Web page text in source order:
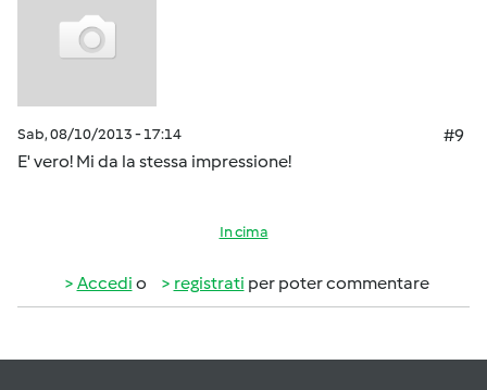
Sab, 08/10/2013 - 17:14
#9
E' vero! Mi da la stessa impressione!
In cima
Accedi o registrati per poter commentare